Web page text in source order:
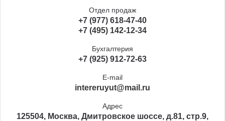
Отдел продаж
+7 (977) 618-47-40
+7 (495) 142-12-34
Бухгалтерия
+7 (925) 912-72-63
E-mail
intereruyut@mail.ru
Адрес
125504, Москва, Дмитровское шоссе, д.81, стр.9,